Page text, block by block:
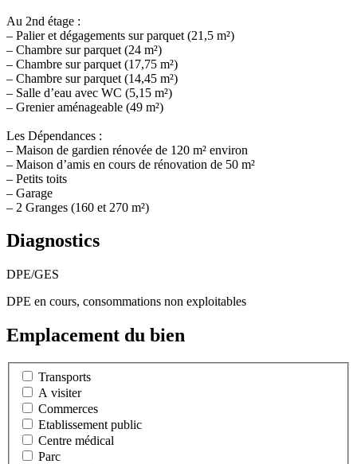
Au 2nd étage :
– Palier et dégagements sur parquet (21,5 m²)
– Chambre sur parquet (24 m²)
– Chambre sur parquet (17,75 m²)
– Chambre sur parquet (14,45 m²)
– Salle d’eau avec WC (5,15 m²)
– Grenier aménageable (49 m²)
Les Dépendances :
– Maison de gardien rénovée de 120 m² environ
– Maison d’amis en cours de rénovation de 50 m²
– Petits toits
– Garage
– 2 Granges (160 et 270 m²)
Diagnostics
DPE/GES
DPE en cours, consommations non exploitables
Emplacement du bien
Transports
A visiter
Commerces
Etablissement public
Centre médical
Parc